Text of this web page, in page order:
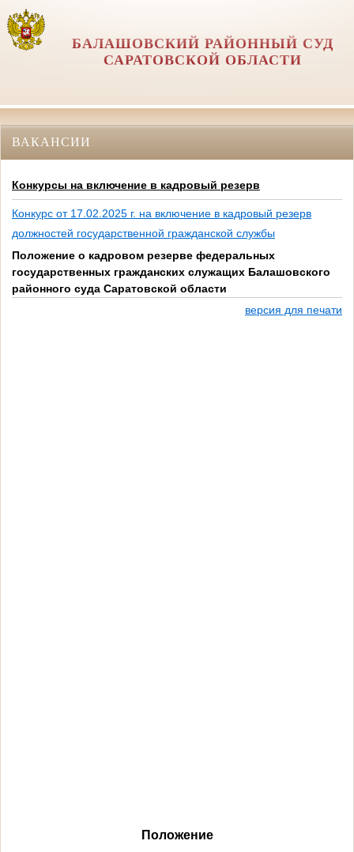
БАЛАШОВСКИЙ РАЙОННЫЙ СУД
САРАТОВСКОЙ ОБЛАСТИ
ВАКАНСИИ
Конкурсы на включение в кадровый резерв
Конкурс от 17.02.2025 г. на включение в кадровый резерв
должностей государственной гражданской службы
Положение о кадровом резерве федеральных
государственных гражданских служащих Балашовского
районного суда Саратовской области
версия для печати
Положение